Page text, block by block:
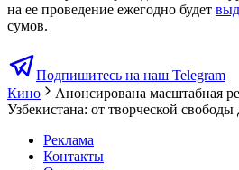
на ее проведение ежегодно будет
сумов.
Подпишитесь на наш Telegram
Кино
Анонсирована масштабная
Узбекистана: от творческой
Реклама
Контакты